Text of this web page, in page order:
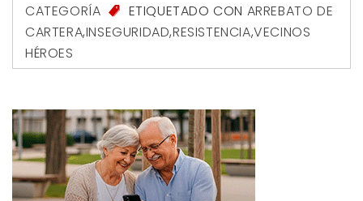
CATEGORÍA
ETIQUETADO CON ARREBATO DE
CARTERA,INSEGURIDAD,RESISTENCIA,VECINOS
HÉROES